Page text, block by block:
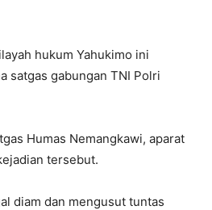
hukum Yahukimo ini
satgas gabungan TNI Polri
Humas Nemangkawi, aparat
tersebut.
diam dan mengusut tuntas